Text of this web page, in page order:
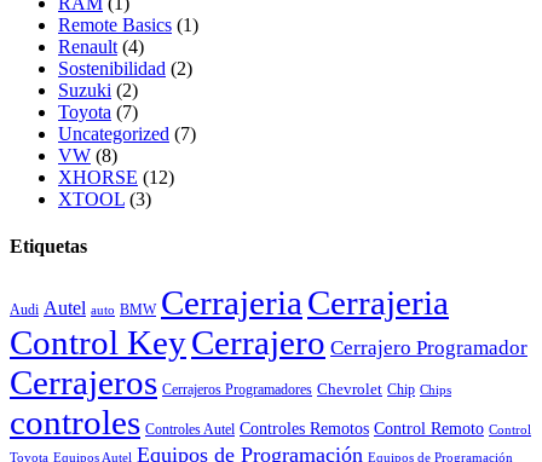
Remote Basics (1)
Renault (4)
Sostenibilidad (2)
Suzuki (2)
Toyota (7)
Uncategorized (7)
VW (8)
XHORSE (12)
XTOOL (3)
Etiquetas
Audi Autel auto BMW Cerrajeria Cerrajeria
Control KeyCerrajero Cerrajero Programador
Cerrajeros Cerrajeros Programadores Chevrolet Chip Chips
controles Controles Autel Controles Remotos Control Remoto Control
Toyota Equipos Autel Equipos de Programación Equipos de Programación